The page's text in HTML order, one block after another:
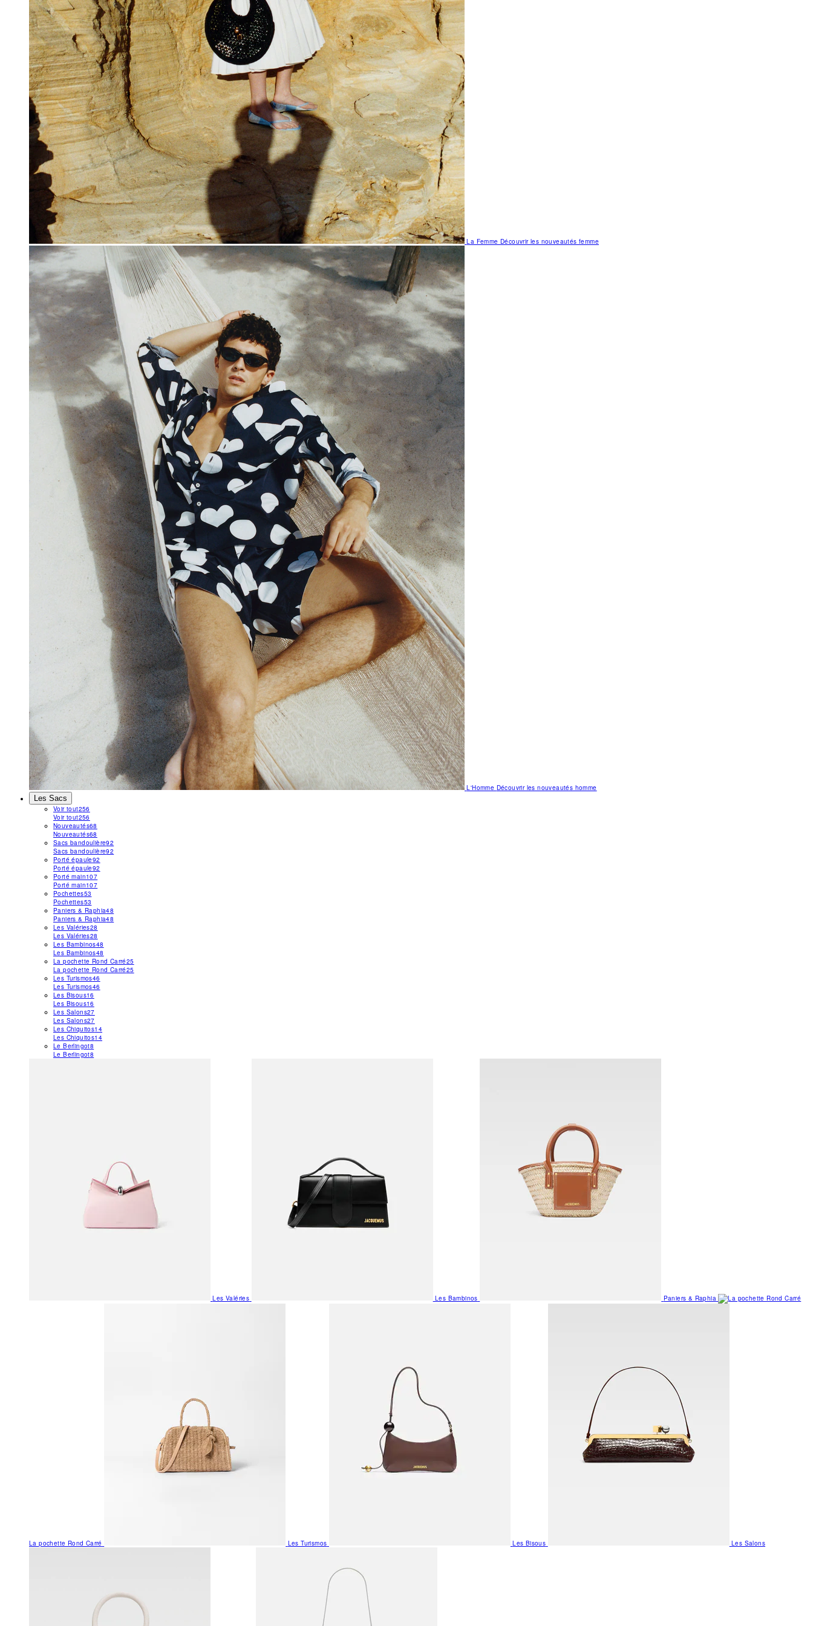
La FemmeDécouvrir les nouveautés femme
L'Homme Découvrir les nouveautés homme
Les Sacs
Voir tout256
Voir tout256
Nouveautés68
Nouveautés68
Sacs bandoulière92
Sacs bandoulière92
Porté épaule92
Porté épaule92
Porté main107
Porté main107
Pochettes53
Pochettes53
Paniers & Raphia48
Paniers & Raphia48
Les Valéries28
Les Valéries28
Les Bambinos48
Les Bambinos48
La pochette Rond Carré25
La pochette Rond Carré25
Les Turismos46
Les Turismos46
Les Bisous16
Les Bisous16
Les Salons27
Les Salons27
Les Chiquitos14
Les Chiquitos14
Le Berlingot8
Le Berlingot8
Les Valéries Les Bambinos Paniers & Raphia
La pochette Rond Carré Les Turismos Les Bisous Les Salons